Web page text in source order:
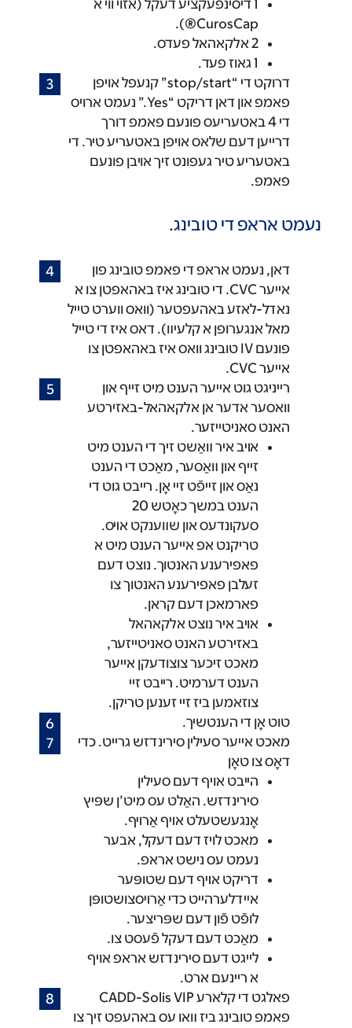
1 דיסינפעקציע דעקל (אזוי ווי א
CurosCap®).
2 אלקאהאל פעדס.
1 גאוז פעד.
דרוקט די “stop/start” קנעפל אויפן
פאמפ און דאן דריקט “Yes.” נעמט ארויס
די 4 באטעריעס פונעם פאמפ דורך
דרייען דעם שלאס אויפן באטעריע טיר. די
באטעריע טיר געפונט זיך אויבן פונעם
פאמפ.
נעמט אראפ די טובינג.
דאן, נעמט אראפ די פאמפ טובינג פון
אייער CVC. די טובינג איז באהאפטן צו א
נאדל-לאזע באהעפטער (וואס ווערט טייל
מאל אנגערופן א קלעיװ). דאס איז די טייל
פונעם IV טובינג וואס איז באהאפטן צו
אייער CVC.
רייניגט גוט אייער הענט מיט זייף און
וואסער אדער אן אלקאהאל-באזירטע
האנט סאניטייזער.
אױב איר װאַשט זיך די הענט מיט
זײף און װאַסער, מאַכט די הענט
נאַס און זײפֿט זײ אָן. רײבט גוט די
הענט במשך כאָטש 20
סעקונדעס און שװענקט אױס.
טריקנט אפ אייער הענט מיט א
פאפירענע האנטוך. נוצט דעם
זעלבן פאפירענע האנטוך צו
פארמאכן דעם קראן.
אויב איר נוצט אלקאהאל
באזירטע האנט סאניטייזער,
מאכט זיכער צוצודעקן אייער
הענט דערמיט. רייבט זיי
צוזאמען ביז זיי זענען טריקן.
טוט אָן די הענטשיך.
מאכט אייער סעילין סירינדזש גרייט. כדי
דאָס צו טאָן׃
הייבט אויף דעם סעילין
סירינדזש. האַלט עס מיט’ן שפּיץ
אָנגעשטעלט אױף אַרױף.
מאכט לויז דעם דעקל, אבער
נעמט עס נישט אראפ.
דריקט אױף דעם שטופּער
אײדלערהײט כדי אַרױסצושטופּן
לופֿט פֿון דעם שפּריצער.
מאַכט דעם דעקל פֿעסט צו.
לייגט דעם סירינדזש אראפ אויף
א ריינעם ארט.
פאלגט די קלארע CADD-Solis VIP
פאמפ טובינג ביז װאו עס באהעפט זיך צו